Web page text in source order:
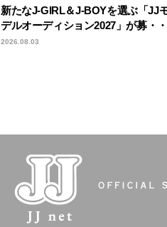
新たなJ-GIRL＆J-BOYを選ぶ「JJ
デルオーディション2027」が募・・
2026.08.03